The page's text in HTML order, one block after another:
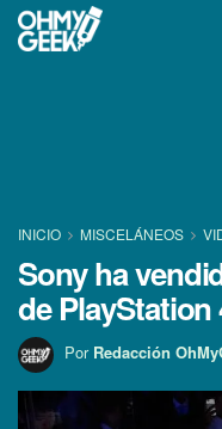
INICIO MISCELÁNEOS
Sony ha
de PlayStation
Por Redacción